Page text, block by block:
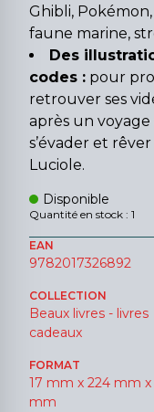
Ghibli,
faune marine,
Des
codes : pour
retrouver ses
après un
s’évader et
Luciole.
Disponible
Quantité en stock : 1
EAN
9782017326892
COLLECTION
Beaux livres - livres
cadeaux
FORMAT
17 mm x 224 mm x
mm